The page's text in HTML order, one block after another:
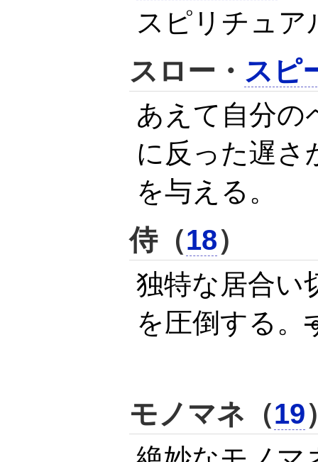
スピリチュア
スロー・ スピ
あえて自分の
に反った遅さ
を与える。
侍（18）
独特な居合い
を圧倒する。
モノマネ（19